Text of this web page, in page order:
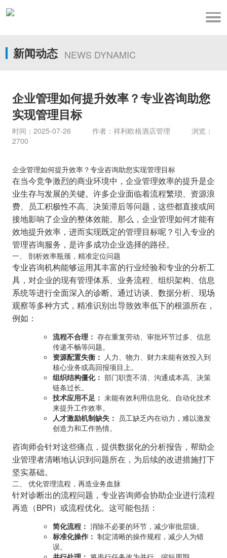
新闻动态 NEWS DYNAMIC
企业管理如何提升效率？专业咨询助您
实现管理目标
时间：2025-07-26 作者：祥利欧格酒店管理 浏览：
2700
企业管理如何提升效率？专业咨询助您实现管理目标
在当今竞争激烈的商业环境中，企业管理效率的提升是企
业生存与发展的关键。许多企业面临着流程繁琐、资源浪
费、员工积极性不高、决策滞后等问题，这些都直接或间
接地影响了企业的整体效能。那么，企业管理如何才能有
效地提升效率，进而实现既定的管理目标呢？引入专业的
管理咨询服务，是许多成功企业选择的路径。
一、 剖析效率瓶颈，精准定位问题
专业咨询机构能够运用其丰富的行业经验和专业的分析工
具，对企业的现有管理体系、业务流程、组织架构、信息
系统等进行全面深入的诊断。通过访谈、数据分析、现场
观察等多种方式，精准识别出导致效率低下的根源所在，
例如：
流程不合理： 存在重复劳动、审批环节过多、信息
传递不畅等问题。
资源配置失衡： 人力、物力、财力未能有效投入到
核心业务或高回报项目上。
组织结构僵化： 部门职责不清、沟通成本高、决策
链条过长。
技术应用不足： 未能有效利用信息化、自动化技术
来提升工作效率。
人才激励机制缺失： 员工缺乏内在动力，难以激发
创造力和工作热情。
咨询师会针对这些痛点，提供数据化的分析报告，帮助企
业管理者清晰地认识到问题所在，为后续的改进措施打下
坚实基础。
二、 优化管理流程，再造业务血脉
针对诊断出的流程问题，专业咨询师会协助企业进行流程
再造（BPR）或流程优化。这可能包括：
简化流程： 消除不必要的环节，减少审批层级。
标准化操作： 制定清晰的操作规程，减少人为错
误。